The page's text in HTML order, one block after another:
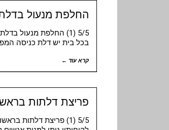
החלפת מנעול בדלת
5/5 (1) החלפת מנעול
בכל בית יש דלת כניסה
קרא עוד ←
פריצת דלתות
5/5 (1) פריצת דלתות